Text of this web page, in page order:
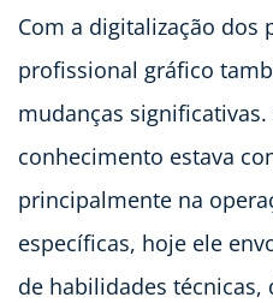
Com a digitalização dos
profissional gráfico
mudanças significativas.
conhecimento estava
principalmente na
específicas, hoje ele
de habilidades técnicas,